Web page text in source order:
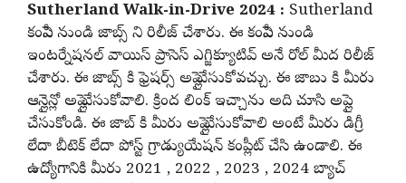
Sutherland Walk-in-Drive 2024 : Sutherland
కంపెనీ నుండి జాబ్స్ ని రిలీజ్ చేశారు. ఈ కంపెనీ నుండి
ఇంటర్నేషనల్ వాయిస్ ప్రాసెస్ ఎగ్జిక్యూటివ్ అనే రోల్ మీద రిలీజ్
చేశారు. ఈ జాబ్స్ కి ఫ్రెషర్స్ అప్లై చేసుకోవచ్చు. ఈ జాబు కి మీరు
ఆన్లైన్లో అప్లై చేసుకోవాలి. క్రింద లింక్ ఇచ్చాను అది చూసి అప్లై
చేసుకోండి. ఈ జాబ్ కి మీరు అప్లై చేసుకోవాలి అంటే మీరు డిగ్రీ
లేదా బీటెక్ లేదా పోస్ట్ గ్రాడ్యుయేషన్ కంప్లీట్ చేసి ఉండాలి. ఈ
ఉద్యోగానికి మీరు 2021 , 2022 , 2023 , 2024 బ్యాచ్